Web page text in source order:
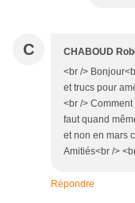
C CHABOUD
<br />
et trucs pour
<br /> Comment
faut quand
et non en mars
Amitiés<br />
Répondre